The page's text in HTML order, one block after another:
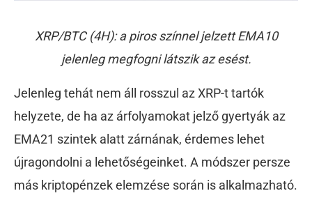
XRP/BTC (4H): a piros színnel jelzett EMA10
jelenleg megfogni látszik az esést.
Jelenleg tehát nem áll rosszul az XRP-t tartók
helyzete, de ha az árfolyamokat jelző gyertyák az
EMA21 szintek alatt zárnának, érdemes lehet
újragondolni a lehetőségeinket. A módszer persze
más kriptopénzek elemzése során is alkalmazható.